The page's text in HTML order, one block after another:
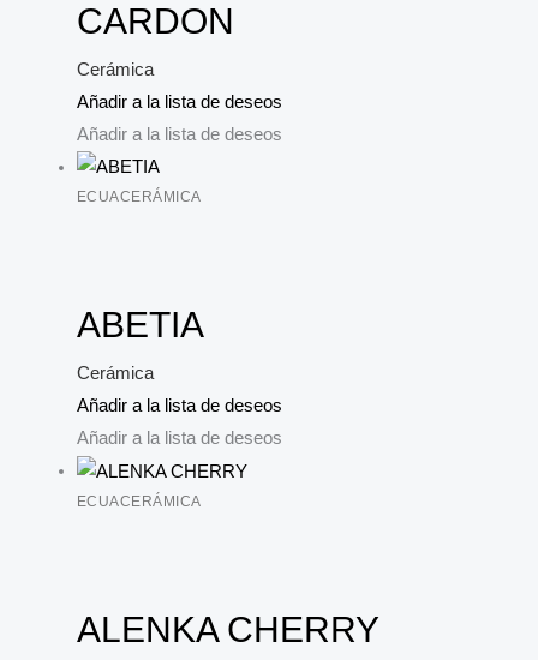
CARDON
Cerámica
Añadir a la lista de deseos
Añadir a la lista de deseos
ECUACERÁMICA
ABETIA
Cerámica
Añadir a la lista de deseos
Añadir a la lista de deseos
ECUACERÁMICA
ALENKA CHERRY